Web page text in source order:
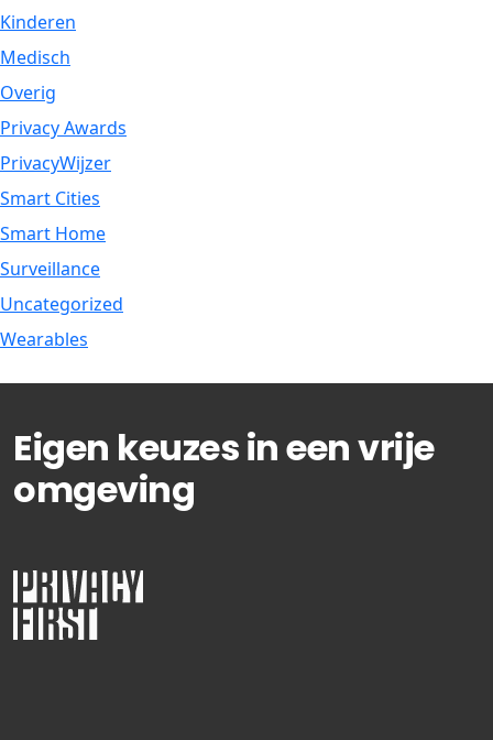
Kinderen
Medisch
Overig
Privacy Awards
PrivacyWijzer
Smart Cities
Smart Home
Surveillance
Uncategorized
Wearables
Eigen keuzes in een vrije
omgeving